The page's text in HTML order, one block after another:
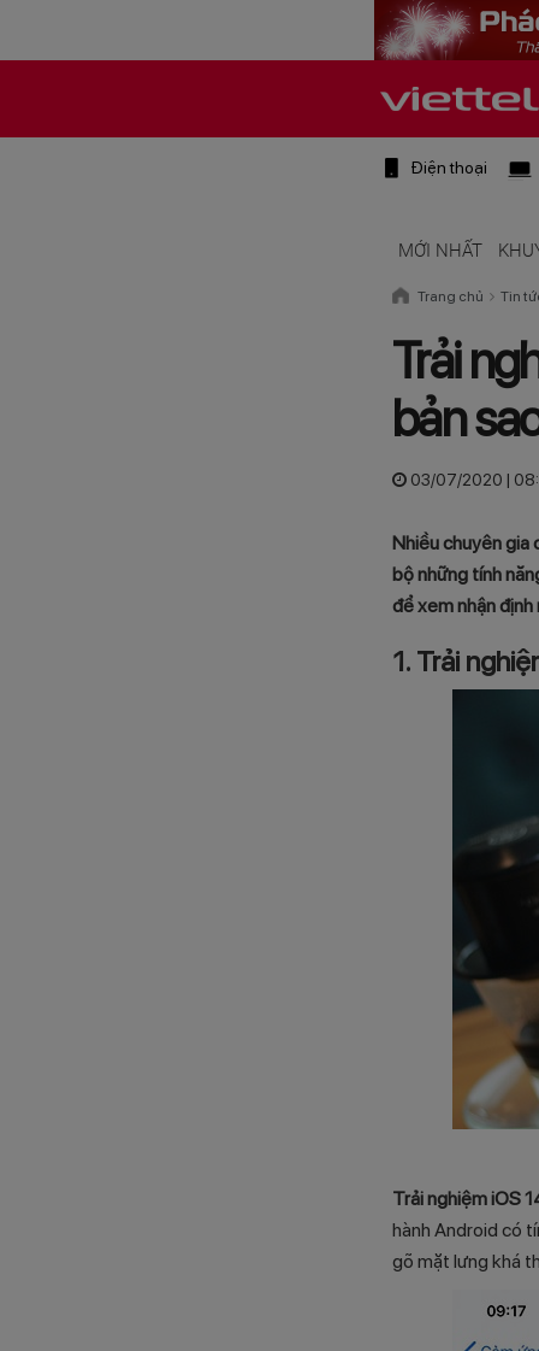
Điện thoại
MỚI NHẤT
Trang chủ Tin
Trải
bản
03/07/2020 |
Nhiều chuyên gia
bộ những tính
để xem nhận
1. Trải
Trải nghiệm iOS
hành Android có
gõ mặt lưng khá